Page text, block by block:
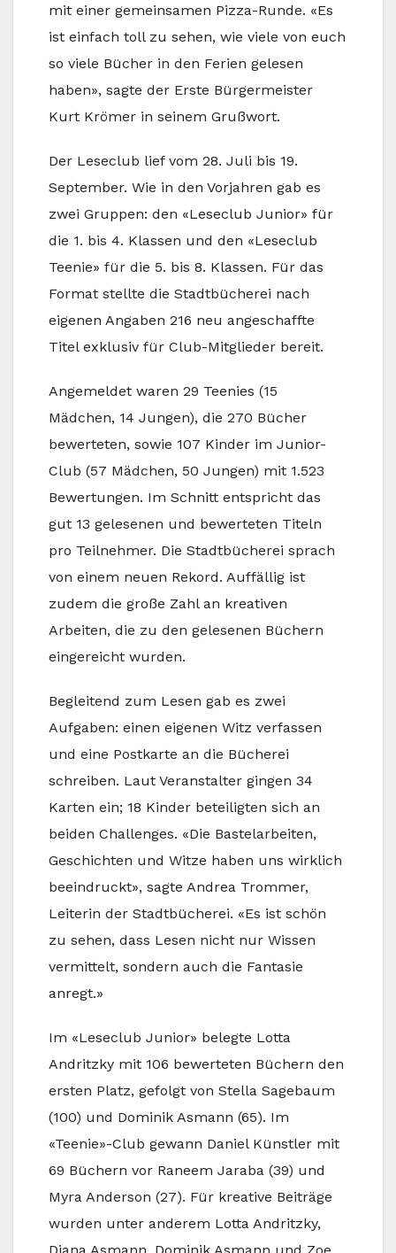
mit einer gemeinsamen Pizza-Runde. «Es
ist einfach toll zu sehen, wie viele von euch
so viele Bücher in den Ferien gelesen
haben», sagte der Erste Bürgermeister
Kurt Krömer in seinem Grußwort.
Der Leseclub lief vom 28. Juli bis 19.
September. Wie in den Vorjahren gab es
zwei Gruppen: den «Leseclub Junior» für
die 1. bis 4. Klassen und den «Leseclub
Teenie» für die 5. bis 8. Klassen. Für das
Format stellte die Stadtbücherei nach
eigenen Angaben 216 neu angeschaffte
Titel exklusiv für Club-Mitglieder bereit.
Angemeldet waren 29 Teenies (15
Mädchen, 14 Jungen), die 270 Bücher
bewerteten, sowie 107 Kinder im Junior-
Club (57 Mädchen, 50 Jungen) mit 1.523
Bewertungen. Im Schnitt entspricht das
gut 13 gelesenen und bewerteten Titeln
pro Teilnehmer. Die Stadtbücherei sprach
von einem neuen Rekord. Auffällig ist
zudem die große Zahl an kreativen
Arbeiten, die zu den gelesenen Büchern
eingereicht wurden.
Begleitend zum Lesen gab es zwei
Aufgaben: einen eigenen Witz verfassen
und eine Postkarte an die Bücherei
schreiben. Laut Veranstalter gingen 34
Karten ein; 18 Kinder beteiligten sich an
beiden Challenges. «Die Bastelarbeiten,
Geschichten und Witze haben uns wirklich
beeindruckt», sagte Andrea Trommer,
Leiterin der Stadtbücherei. «Es ist schön
zu sehen, dass Lesen nicht nur Wissen
vermittelt, sondern auch die Fantasie
anregt.»
Im «Leseclub Junior» belegte Lotta
Andritzky mit 106 bewerteten Büchern den
ersten Platz, gefolgt von Stella Sagebaum
(100) und Dominik Asmann (65). Im
«Teenie»-Club gewann Daniel Künstler mit
69 Büchern vor Raneem Jaraba (39) und
Myra Anderson (27). Für kreative Beiträge
wurden unter anderem Lotta Andritzky,